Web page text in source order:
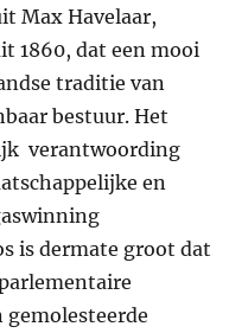
Max Havelaar,
1860, dat een mooi
traditie van
bestuur. Het
verantwoording
en
is dermate groot dat
gemolesteerde